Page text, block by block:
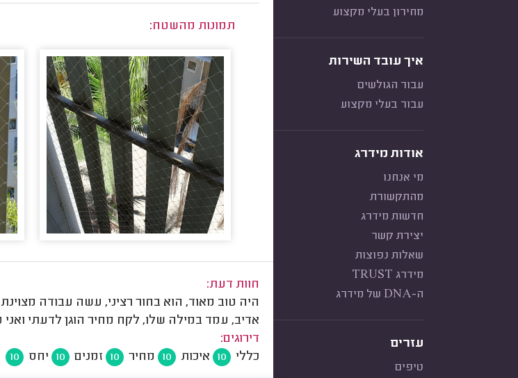
מחירון בעלי מקצוע
איך עובד השירות
עבור הגולשים
עבור בעלי מקצוע
אודות מידרג
מי אנחנו
מהתקשורת
חדשות מידרג
יצירת קשר
שאלות נפוצות
מידרג TRUST
ה-DNA של מידרג
עזרים
טיפים
תמונות מהשטח:
חוות דעת:
היה טוב מאוד, הוא בחור רציני, עשה עבודה
אדיב, עמד במילה שלו, לקח מחיר הוגן לדעתי ואני
דירוגים:
כללי
10 איכות 10 מחיר 10 זמנים 10 יחס 10